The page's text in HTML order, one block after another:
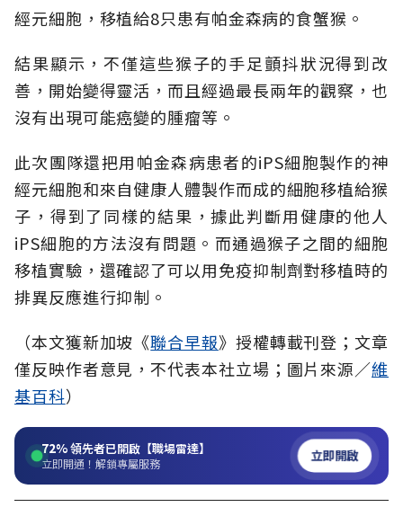
經元細胞，移植給8只患有帕金森病的食蟹猴。
結果顯示，不僅這些猴子的手足顫抖狀況得到改
善，開始變得靈活，而且經過最長兩年的觀察，也
沒有出現可能癌變的腫瘤等。
此次團隊還把用帕金森病患者的iPS細胞製作的神
經元細胞和來自健康人體製作而成的細胞移植給猴
子，得到了同樣的結果，據此判斷用健康的他人
iPS細胞的方法沒有問題。而通過猴子之間的細胞
移植實驗，還確認了可以用免疫抑制劑對移植時的
排異反應進行抑制。
（本文獲新加坡《聯合早報》授權轉載刊登；文章
僅反映作者意見，不代表本社立場；圖片來源／維
基百科）
72%領先者已開啟【職場雷達】
立即開通！解鎖專屬服務 立即開啟